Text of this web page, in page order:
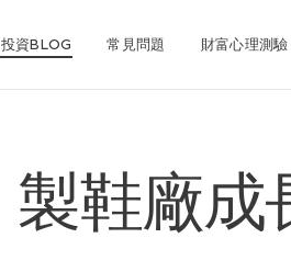
投資BLOG 常見問題 財富心理測驗
鞋廠成